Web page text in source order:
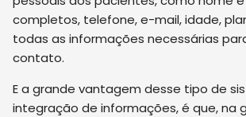
completos, telefone, e-mail, idade,
todas as informações necessárias
contato.
E a grande vantagem desse tipo de
integração de informações,é que,na